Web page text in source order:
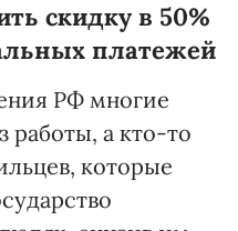
скидку в 50%
платежей
РФ многие
работы, а кто-то
которые